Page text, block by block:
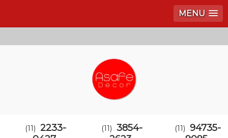
MENU
(11) 2233-
(11) 3854-
(11) 94735-